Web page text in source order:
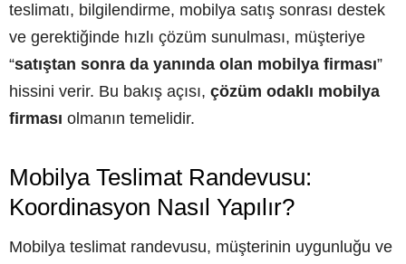
teslimatı, bilgilendirme, mobilya satış sonrası destek
ve gerektiğinde hızlı çözüm sunulması, müşteriye
“satıştan sonra da yanında olan mobilya firması”
hissini verir. Bu bakış açısı, çözüm odaklı mobilya
firması olmanın temelidir.
Mobilya Teslimat Randevusu:
Koordinasyon Nasıl Yapılır?
Mobilya teslimat randevusu, müşterinin uygunluğu ve